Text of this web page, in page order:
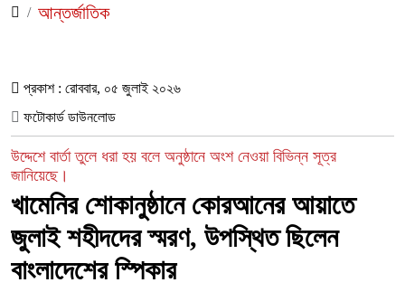
আন্তর্জাতিক
প্রকাশ : রোববার, ০৫ জুলাই ২০২৬
ফটোকার্ড ডাউনলোড
উদ্দেশে বার্তা তুলে ধরা হয় বলে অনুষ্ঠানে অংশ নেওয়া বিভিন্ন সূত্র
জানিয়েছে।
খামেনির শোকানুষ্ঠানে কোরআনের আয়াতে
জুলাই শহীদদের স্মরণ, উপস্থিত ছিলেন
বাংলাদেশের স্পিকার